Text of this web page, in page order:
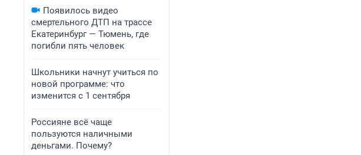
Появилось видео
смертельного ДТП на трассе
Екатеринбург — Тюмень, где
погибли пять человек
Школьники начнут учиться по
новой программе: что
изменится с 1 сентября
Россияне всё чаще
пользуются наличными
деньгами. Почему?